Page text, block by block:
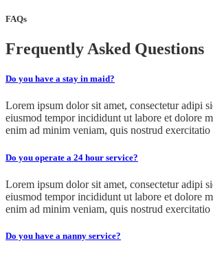
FAQs
Frequently Asked Questions
Do you have a stay in maid?
Lorem ipsum dolor sit amet, consectetur adipi
eiusmod tempor incididunt ut labore et dolore
enim ad minim veniam, quis nostrud exercitatio
Do you operate a 24 hour service?
Lorem ipsum dolor sit amet, consectetur adipi
eiusmod tempor incididunt ut labore et dolore
enim ad minim veniam, quis nostrud exercitatio
Do you have a nanny service?